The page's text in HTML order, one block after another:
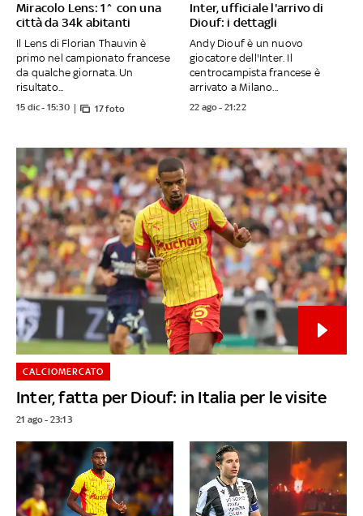
Miracolo Lens: 1^ con una
città da 34k abitanti
Il Lens di Florian Thauvin è
primo nel campionato francese
da qualche giornata. Un
risultato...
15 dic - 15:30 17 foto
Inter, ufficiale l'arrivo di
Diouf: i dettagli
Andy Diouf è un nuovo
giocatore dell'Inter. Il
centrocampista francese è
arrivato a Milano...
22 ago - 21:22
Inter, fatta per Diouf: in Italia per le visite
CALCIOMERCATO
21 ago - 23:13